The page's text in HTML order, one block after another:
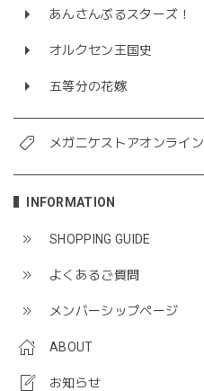
あんさんぶるスターズ！
オルクセン王国史
五等分の花嫁
メガニケストアオンライン
INFORMATION
SHOPPING GUIDE
よくあるご質問
メンバーシップページ
ABOUT
お知らせ